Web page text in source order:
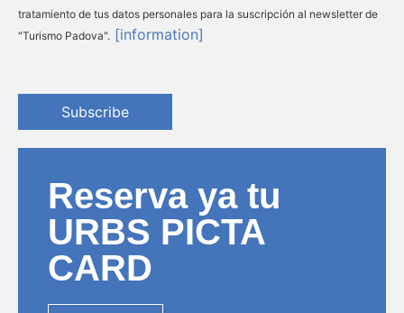
tratamiento de tus datos personales para la suscripción al newsletter de
"Turismo Padova". [information]
Subscribe
Reserva ya tu
URBS PICTA
CARD